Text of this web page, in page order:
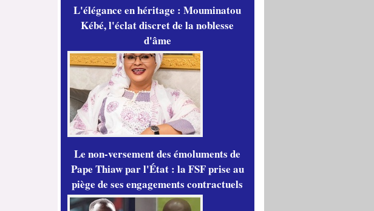
L'élégance en héritage : Mouminatou
Kébé, l'éclat discret de la noblesse
d'âme
Le non-versement des émoluments de
Pape Thiaw par l'État : la FSF prise au
piège de ses engagements contractuels